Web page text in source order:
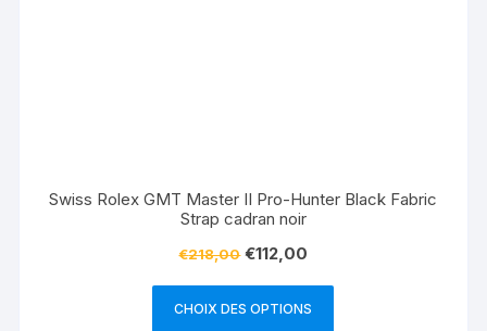
Swiss Rolex GMT Master II Pro-Hunter Black Fabric
Strap cadran noir
€218,00 €112,00
CHOIX DES OPTIONS